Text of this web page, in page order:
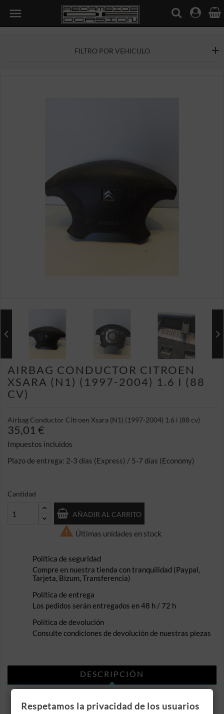

FILTRO POR VEHICULO
AIRBAG CONDUCTOR CITROEN
XSARA (N1) (1997-2004) 1.6 I (88
CV)
Airbag Conductor Citroen Xsara (N1) (1997-2004) 1.6 i (88 cv)
35,01 €
Impuestos incluidos
Plazo de entrega: 2-3 días (Express) / 5-7 días (Economy)
Cantidad
AÑADIR AL CARRITO
 Últimas unidades en stock
Política de seguridad
Compre en nuestra tienda con tranquilidad (Paypal,
Tarjeta, Bizum, Transferencia)
Política de entrega
Los pedidos serán entregados en 48 h / 72 h
Política de devolución
Consulte condiciones de devolución de nuestras piezas
DESCRIPCIÓN
DETALLES DEL PRODUCTO
Respetamos la privacidad de los usuarios